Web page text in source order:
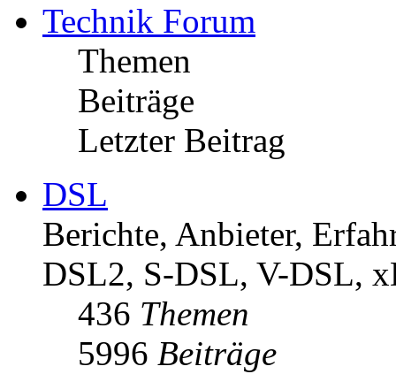
Technik Forum
Themen
Beiträge
Letzter Beitrag
DSL
Berichte, Anbieter,
DSL2, S-DSL, V-DSL,
436 Themen
5996 Beiträge